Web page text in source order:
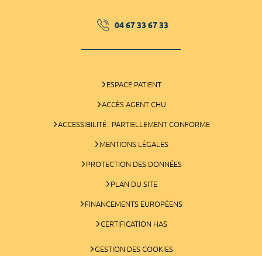
04 67 33 67 33
ESPACE PATIENT
ACCÈS AGENT CHU
ACCESSIBILITÉ : PARTIELLEMENT CONFORME
MENTIONS LÉGALES
PROTECTION DES DONNÉES
PLAN DU SITE
FINANCEMENTS EUROPÉENS
CERTIFICATION HAS
GESTION DES COOKIES